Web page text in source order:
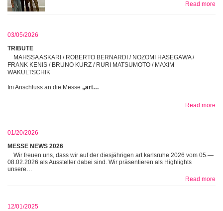
Read more
03/05/2026
TRIBUTE
MAHSSA ASKARI / ROBERTO BERNARDI / NOZOMI HASEGAWA /
FRANK KENIS / BRUNO KURZ / RURI MATSUMOTO / MAXIM
WAKULTSCHIK
Im Anschluss an die Messe „art…
Read more
01/20/2026
MESSE NEWS 2026
Wir freuen uns, dass wir auf der diesjährigen art karlsruhe 2026 vom 05.—
08.02.2026 als Aussteller dabei sind. Wir präsentieren als Highlights
unsere…
Read more
12/01/2025